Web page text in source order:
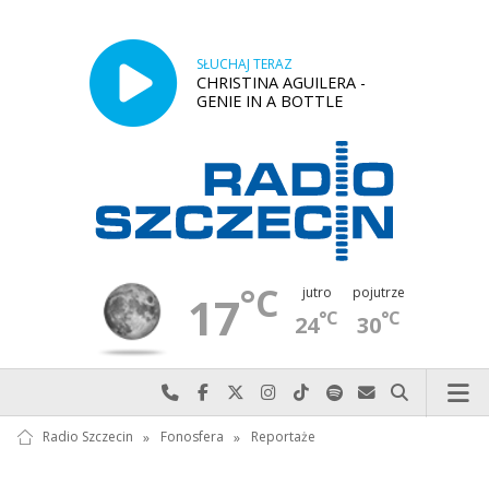
SŁUCHAJ TERAZ
CHRISTINA AGUILERA -
GENIE IN A BOTTLE
17°C jutro
24°C
pojutrze
30°C
Najlepiej po prostu do nas zadzwoń
Odwiedź nas na Facebook-u
Odwiedź nas na X
Odwiedź nas na Instagram-ie
Odwiedź nas na TikTok-u
Szukaj nas na Spotify
Wyślij do nas
Szukaj
Radio Szczecin » Fonosfera » Reportaże